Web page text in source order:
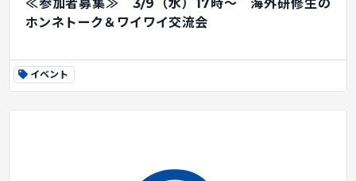
≪参加者募集≫ 3/9（水）17時～ 海外研修生の
ホンネトーク＆ワイワイ交流会
イベント